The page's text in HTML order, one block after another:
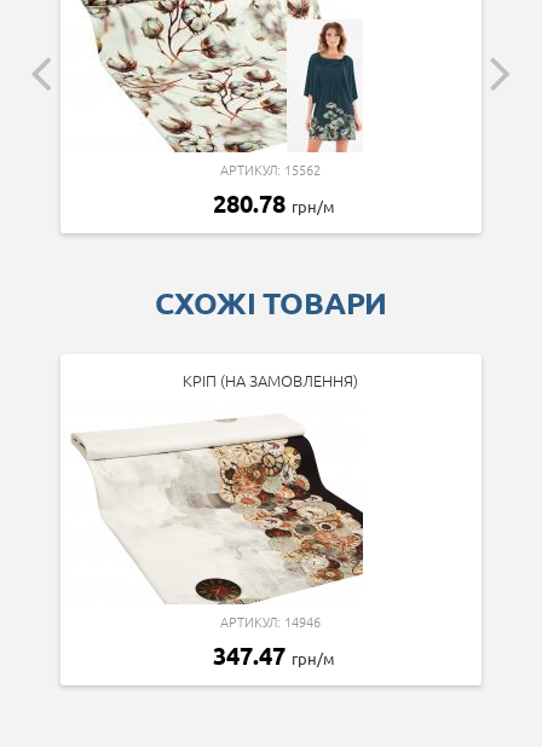
АРТИКУЛ: 15562
280.78 грн/м
СХОЖІ ТОВАРИ
КРІП (НА ЗАМОВЛЕННЯ)
АРТИКУЛ: 14946
347.47 грн/м